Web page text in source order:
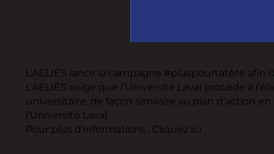
L’AELIÉS lance la campagne #pluspourtatête afin
L’AELIÉS exige que l’Université Laval procède à
universitaire, de façon similaire au plan d’action
l’Université Laval.
Pour plus d’informations : Cliquez ici